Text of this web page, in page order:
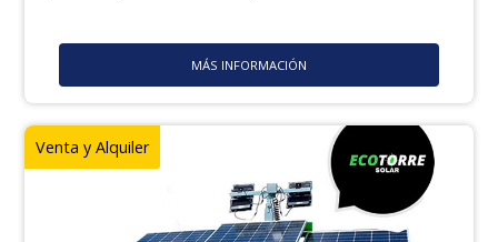
MÁS INFORMACIÓN
Venta y Alquiler